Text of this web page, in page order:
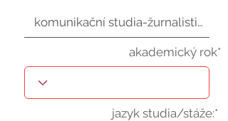
akademický rok*
jazyk studia/stáže:*